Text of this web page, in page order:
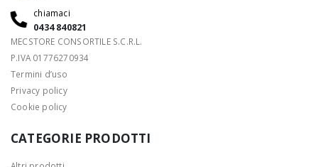
chiamaci
0434 840821
MECSTORE CONSORTILE S.C.R.L.
P.IVA 01776270934
Termini d’uso
Privacy policy
Cookie policy
CATEGORIE PRODOTTI